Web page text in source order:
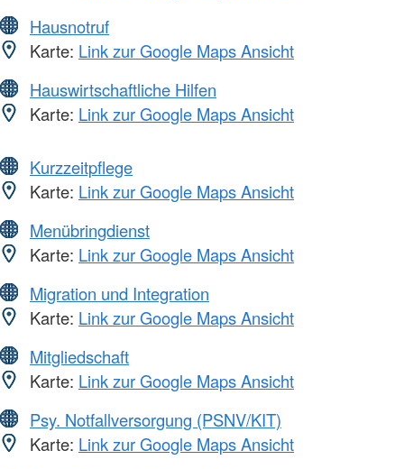
Hausnotruf
Karte: Link zur Google Maps Ansicht
Hauswirtschaftliche Hilfen
Karte: Link zur Google Maps Ansicht
Kurzzeitpflege
Karte: Link zur Google Maps Ansicht
Menübringdienst
Karte: Link zur Google Maps Ansicht
Migration und Integration
Karte: Link zur Google Maps Ansicht
Mitgliedschaft
Karte: Link zur Google Maps Ansicht
Psy. Notfallversorgung (PSNV/KIT)
Karte: Link zur Google Maps Ansicht